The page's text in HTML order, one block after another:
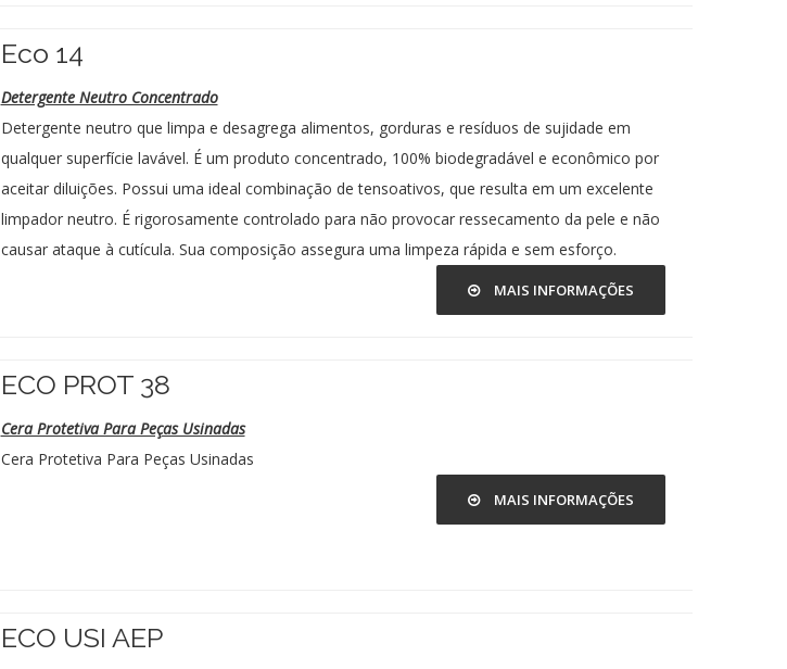
Eco 14
Detergente Neutro Concentrado
Detergente neutro que limpa e desagrega alimentos, gorduras e resíduos de sujidade em
qualquer superfície lavável. É um produto concentrado, 100% biodegradável e econômico por
aceitar diluições. Possui uma ideal combinação de tensoativos, que resulta em um excelente
limpador neutro. É rigorosamente controlado para não provocar ressecamento da pele e não
causar ataque à cutícula. Sua composição assegura uma limpeza rápida e sem esforço.
MAIS INFORMAÇÕES
ECO PROT 38
Cera Protetiva Para Peças Usinadas
Cera Protetiva Para Peças Usinadas
MAIS INFORMAÇÕES
ECO USI AEP